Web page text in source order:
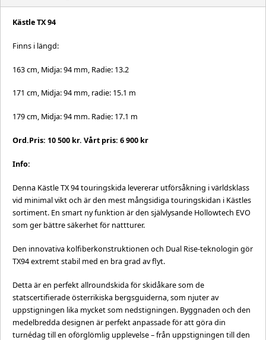
Kästle TX 94
Finns i längd:
163 cm, Midja: 94 mm, Radie: 13.2
171 cm, Midja: 94 mm, radie: 15.1 m
179 cm, Midja: 94 mm. Radie: 17.1 m
Ord.Pris: 10 500 kr. Vårt pris: 6 900 kr
Info:
Denna Kästle TX 94 touringskida levererar utförsåkning i världsklass
vid minimal vikt och är den mest mångsidiga touringskidan i Kästles
sortiment. En smart ny funktion är den självlysande Hollowtech EVO
som ger bättre säkerhet för nattturer.
Den innovativa kolfiberkonstruktionen och Dual Rise-teknologin gör
TX94 extremt stabil med en bra grad av flyt.
Detta är en perfekt allroundskida för skidåkare som de
statscertifierade österrikiska bergsguiderna, som njuter av
uppstigningen lika mycket som nedstigningen. Byggnaden och den
medelbredda designen är perfekt anpassade för att göra din
turnédag till en oförglömlig upplevelse – från uppstigningen till den